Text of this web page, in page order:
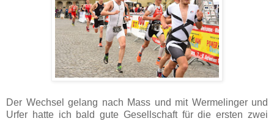
Der Wechsel gelang nach Mass und mit Wermelinger und
Urfer hatte ich bald gute Gesellschaft für die ersten zwei